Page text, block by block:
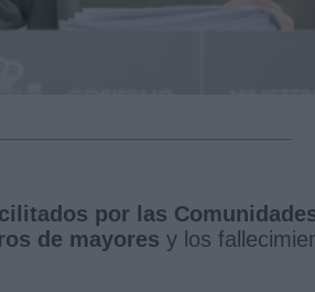
por las
de mayores y los